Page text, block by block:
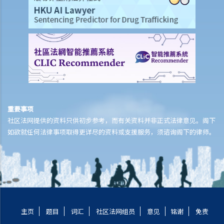
重要事项
社区法网提供的资料只供初步参考，而有关资料并非正式法律意见。阁下
如欲就任何法律事项取得更详尽的资料或支援服务，须谘询阁下的律师。
主页 题目 词汇 社区法网组员 意见 铭谢
免责